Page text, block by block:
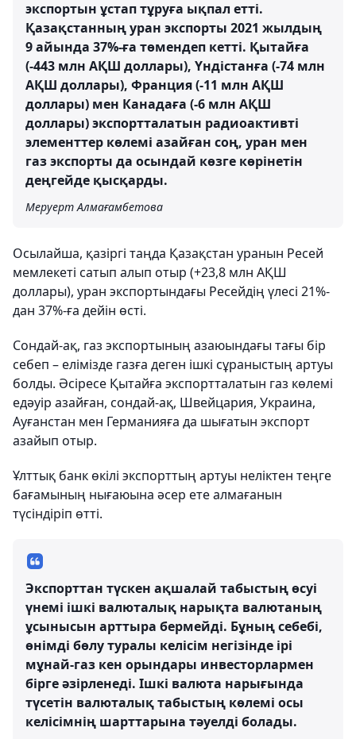
экспортын ұстап тұруға ықпал етті.
Қазақстанның уран экспорты 2021 жылдың
9 айында 37%-ға төмендеп кетті. Қытайға
(-443 млн АҚШ доллары), Үндістанға (-74 млн
АҚШ доллары), Франция (-11 млн АҚШ
доллары) мен Канадаға (-6 млн АҚШ
доллары) экспортталатын радиоактивті
элементтер көлемі азайған соң, уран мен
газ экспорты да осындай көзге көрінетін
деңгейде қысқарды.
Меруерт Алмағамбетова
Осылайша, қазіргі таңда Қазақстан уранын Ресей
мемлекеті сатып алып отыр (+23,8 млн АҚШ
доллары), уран экспортындағы Ресейдің үлесі 21%-
дан 37%-ға дейін өсті.
Сондай-ақ, газ экспортының азаюындағы тағы бір
себеп – елімізде газға деген ішкі сұраныстың артуы
болды. Әсіресе Қытайға экспортталатын газ көлемі
едәуір азайған, сондай-ақ, Швейцария, Украина,
Ауғанстан мен Германияға да шығатын экспорт
азайып отыр.
Ұлттық банк өкілі экспорттың артуы неліктен теңге
бағамының нығаюына әсер ете алмағанын
түсіндіріп өтті.
Экспорттан түскен ақшалай табыстың өсуі
үнемі ішкі валюталық нарықта валютаның
ұсынысын арттыра бермейді. Бұның себебі,
өнімді бөлу туралы келісім негізінде ірі
мұнай-газ кен орындары инвесторлармен
бірге әзірленеді. Ішкі валюта нарығында
түсетін валюталық табыстың көлемі осы
келісімнің шарттарына тәуелді болады.